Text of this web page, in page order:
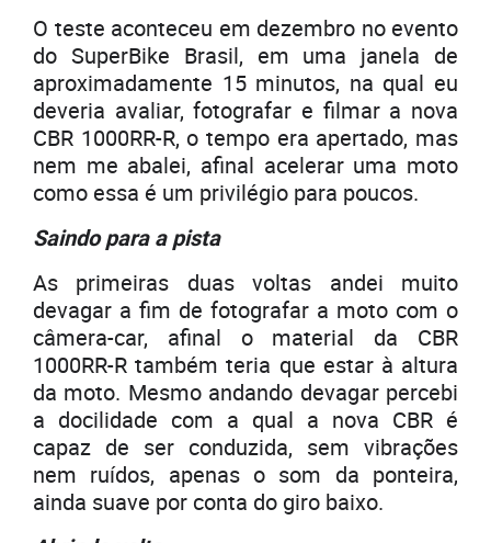
O teste aconteceu em dezembro no evento
do SuperBike Brasil, em uma janela de
aproximadamente 15 minutos, na qual eu
deveria avaliar, fotografar e filmar a nova
CBR 1000RR-R, o tempo era apertado, mas
nem me abalei, afinal acelerar uma moto
como essa é um privilégio para poucos.
Saindo para a pista
As primeiras duas voltas andei muito
devagar a fim de fotografar a moto com o
câmera-car, afinal o material da CBR
1000RR-R também teria que estar à altura
da moto. Mesmo andando devagar percebi
a docilidade com a qual a nova CBR é
capaz de ser conduzida, sem vibrações
nem ruídos, apenas o som da ponteira,
ainda suave por conta do giro baixo.